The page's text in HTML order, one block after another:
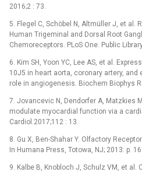
2016;2 : 73.
5. Flegel C, Schöbel N, Altmüller J, et al.
Human Trigeminal and Dorsal Root
Chemoreceptors. PLoS One. Public
6. Kim SH, Yoon YC, Lee AS, et al.
10J5 in heart aorta, coronary artery,
role in angiogenesis. Biochem Biophys
7. Jovancevic N, Dendorfer A, Matzkies
modulate myocardial function via a
Cardiol.2017;112 : 13.
8. Gu X, Ben-Shahar Y. Olfactory
In Humana Press, Totowa, NJ; 2013: p.
9. Kalbe B, Knobloch J, Schulz VM, et